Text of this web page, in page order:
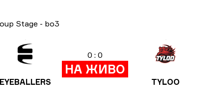
Stage - bo3
0 : 0
НА ЖИВО
TYLOO